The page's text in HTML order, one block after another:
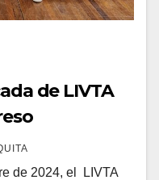
de LIVTA
–
de 2024, el LIVTA